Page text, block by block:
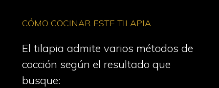
CÓMO COCINAR ESTE TILAPIA
El tilapia admite varios métodos de
cocción según el resultado que
busque: